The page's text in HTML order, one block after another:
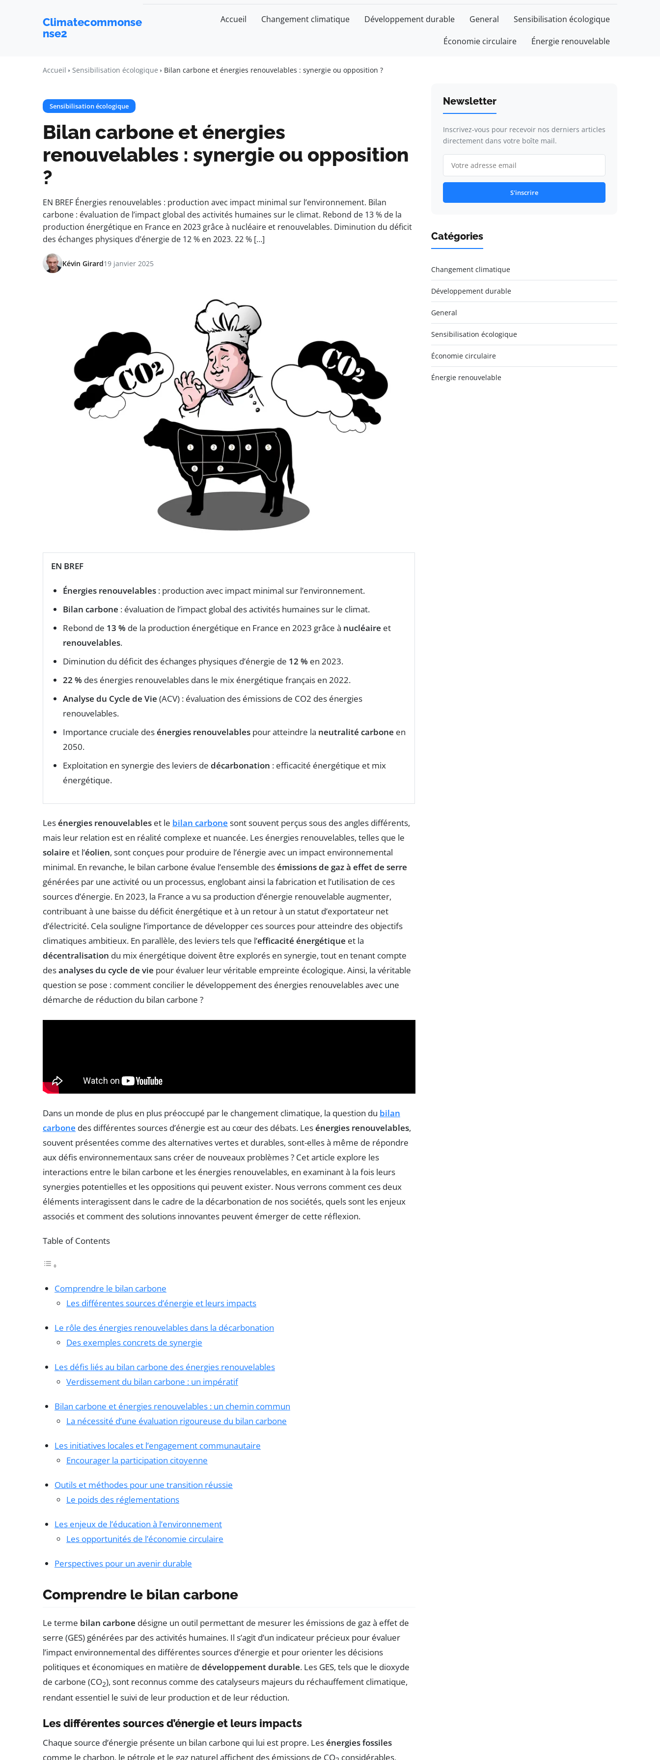
Climatecommonse
nse2
Accueil Changement climatique Développement durable General Sensibilisation écologique
Économie circulaire Énergie renouvelable
Accueil Sensibilisation écologique Bilan carbone et énergies renouvelables : synergie ou opposition ?
Sensibilisation écologique
Bilan carbone et énergies
renouvelables : synergie ou opposition
?
EN BREF Énergies renouvelables : production avec impact minimal sur l’environnement. Bilan
carbone : évaluation de l’impact global des activités humaines sur le climat. Rebond de 13 % de la
production énergétique en France en 2023 grâce à nucléaire et renouvelables. Diminution du déficit
des échanges physiques d’énergie de 12 % en 2023. 22 % […]
Kévin Girard19 janvier 2025
EN BREF
Énergies renouvelables : production avec impact minimal sur l’environnement.
Bilan carbone : évaluation de l’impact global des activités humaines sur le climat.
Rebond de 13 % de la production énergétique en France en 2023 grâce à nucléaire et
renouvelables.
Diminution du déficit des échanges physiques d’énergie de 12 % en 2023.
22 % des énergies renouvelables dans le mix énergétique français en 2022.
Analyse du Cycle de Vie (ACV) : évaluation des émissions de CO2 des énergies
renouvelables.
Importance cruciale desénergies renouvelables pour atteindre la neutralité carbone en
2050.
Exploitation en synergie des leviers de décarbonation : efficacité énergétique et mix
énergétique.
Lesénergies renouvelables et le bilan carbone sont souvent perçus sous des angles différents,
mais leur relation est en réalité complexe et nuancée. Les énergies renouvelables, telles que le
solaire et l’éolien, sont conçues pour produire de l’énergie avec un impact environnemental
minimal. En revanche, le bilan carbone évalue l’ensemble desémissions de gaz à effet de serre
générées par une activité ou un processus, englobant ainsi la fabrication et l’utilisation de ces
sources d’énergie. En 2023, la France a vu sa production d’énergie renouvelable augmenter,
contribuant à une baisse du déficit énergétique et à un retour à un statut d’exportateur net
d’électricité. Cela souligne l’importance de développer ces sources pour atteindre des objectifs
climatiques ambitieux. En parallèle, des leviers tels que l’efficacité énergétique et la
décentralisation du mix énergétique doivent être explorés en synergie, tout en tenant compte
desanalyses du cycle de vie pour évaluer leur véritable empreinte écologique. Ainsi, la véritable
question se pose : comment concilier le développement des énergies renouvelables avec une
démarche de réduction du bilan carbone ?
Dans un monde de plus en plus préoccupé par le changement climatique, la question du bilan
carbone des différentes sources d’énergie est au cœur des débats. Lesénergies renouvelables,
souvent présentées comme des alternatives vertes et durables, sont-elles à même de répondre
aux défis environnementaux sans créer de nouveaux problèmes ? Cet article explore les
interactions entre le bilan carbone et les énergies renouvelables, en examinant à la fois leurs
synergies potentielles et les oppositions qui peuvent exister. Nous verrons comment ces deux
éléments interagissent dans le cadre de la décarbonation de nos sociétés, quels sont les enjeux
associés et comment des solutions innovantes peuvent émerger de cette réflexion.
Table of Contents
Comprendre le bilan carbone
Les différentes sources d’énergie et leurs impacts
Le rôle des énergies renouvelables dans la décarbonation
Des exemples concrets de synergie
Les défis liés au bilan carbone des énergies renouvelables
Verdissement du bilan carbone : un impératif
Bilan carbone et énergies renouvelables : un chemin commun
La nécessité d’une évaluation rigoureuse du bilan carbone
Les initiatives locales et l’engagement communautaire
Encourager la participation citoyenne
Outils et méthodes pour une transition réussie
Le poids des réglementations
Les enjeux de l’éducation à l’environnement
Les opportunités de l’économie circulaire
Perspectives pour un avenir durable
Comprendre le bilan carbone
Le terme bilan carbone désigne un outil permettant de mesurer les émissions de gaz à effet de
serre (GES) générées par des activités humaines. Il s’agit d’un indicateur précieux pour évaluer
l’impact environnemental des différentes sources d’énergie et pour orienter les décisions
politiques et économiques en matière de développement durable. Les GES, tels que le dioxyde
de carbone (CO2), sont reconnus comme des catalyseurs majeurs du réchauffement climatique,
rendant essentiel le suivi de leur production et de leur réduction.
Les différentes sources d’énergie et leurs impacts
Chaque source d’énergie présente un bilan carbone qui lui est propre. Lesénergies fossiles
comme le charbon, le pétrole et le gaz naturel affichent des émissions de CO considérables,
Newsletter
Inscrivez-vous pour recevoir nos derniers articles
directement dans votre boîte mail.
S'inscrire
Catégories
Changement climatique
Développement durable
General
Sensibilisation écologique
Économie circulaire
Énergie renouvelable